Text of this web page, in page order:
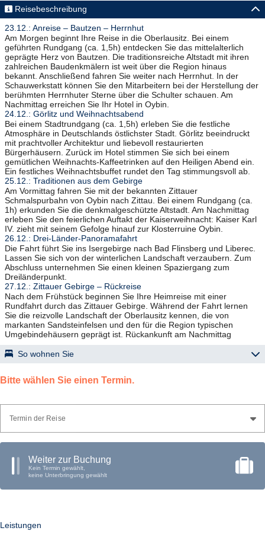
Reisebeschreibung
23.12.: Anreise – Bautzen – Herrnhut
Am Morgen beginnt Ihre Reise in die Oberlausitz. Bei einem
geführten Rundgang (ca. 1,5h) entdecken Sie das mittelalterlich
geprägte Herz von Bautzen. Die traditionsreiche Altstadt mit ihren
zahlreichen Baudenkmälern ist weit über die Region hinaus
bekannt. Anschließend fahren Sie weiter nach Herrnhut. In der
Schauwerkstatt können Sie den Mitarbeitern bei der Herstellung der
berühmten Herrnhuter Sterne über die Schulter schauen. Am
Nachmittag erreichen Sie Ihr Hotel in Oybin.
24.12.: Görlitz und Weihnachtsabend
Bei einem Stadtrundgang (ca. 1,5h) erleben Sie die festliche
Atmosphäre in Deutschlands östlichster Stadt. Görlitz beeindruckt
mit prachtvoller Architektur und liebevoll restaurierten
Bürgerhäusern. Zurück im Hotel stimmen Sie sich bei einem
gemütlichen Weihnachts-Kaffeetrinken auf den Heiligen Abend ein.
Ein festliches Weihnachtsbuffet rundet den Tag stimmungsvoll ab.
25.12.: Traditionen aus dem Gebirge
Am Vormittag fahren Sie mit der bekannten Zittauer
Schmalspurbahn von Oybin nach Zittau. Bei einem Rundgang (ca.
1h) erkunden Sie die denkmalgeschützte Altstadt. Am Nachmittag
erleben Sie den feierlichen Auftakt der Kaiserweihnacht: Kaiser Karl
IV. zieht mit seinem Gefolge hinauf zur Klosterruine Oybin.
26.12.: Drei-Länder-Panoramafahrt
Die Fahrt führt Sie ins Isergebirge nach Bad Flinsberg und Liberec.
Lassen Sie sich von der winterlichen Landschaft verzaubern. Zum
Abschluss unternehmen Sie einen kleinen Spaziergang zum
Dreiländerpunkt.
27.12.: Zittauer Gebirge – Rückreise
Nach dem Frühstück beginnen Sie Ihre Heimreise mit einer
Rundfahrt durch das Zittauer Gebirge. Während der Fahrt lernen
Sie die reizvolle Landschaft der Oberlausitz kennen, die von
markanten Sandsteinfelsen und den für die Region typischen
Umgebindehäusern geprägt ist. Rückankunft am Nachmittag
So wohnen Sie
zentrale Lage im Ortszentrum von Oybin, Restaurant, Kegelbahn,
Bitte wählen Sie einen Termin.
Termin der Reise
Weiter zur Buchung
Kein Termin gewählt,
keine Unterbringung gewählt
Leistungen